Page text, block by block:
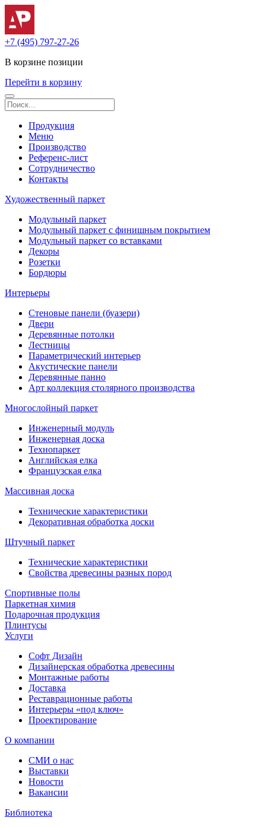
+7 (495) 797-27-26
В корзине позиции
Перейти в корзину
Продукция
Меню
Производство
Референс-лист
Сотрудничество
Контакты
Художественный паркет
Модульный паркет
Модульный паркет с финишным покрытием
Модульный паркет со вставками
Декоры
Розетки
Бордюры
Интерьеры
Стеновые панели (буазери)
Двери
Деревянные потолки
Лестницы
Параметрический интерьер
Акустические панели
Деревянные панно
Арт коллекция столярного производства
Многослойный паркет
Инженерный модуль
Инженерная доска
Технопаркет
Английская елка
Французская елка
Массивная доска
Технические характеристики
Декоративная обработка доски
Штучный паркет
Технические характеристики
Свойства древесины разных пород
Спортивные полы
Паркетная химия
Подарочная продукция
Плинтусы
Услуги
Софт Дизайн
Дизайнерская обработка древесины
Монтажные работы
Доставка
Реставрационные работы
Интерьеры «под ключ»
Проектирование
О компании
СМИ о нас
Выставки
Новости
Вакансии
Библиотека